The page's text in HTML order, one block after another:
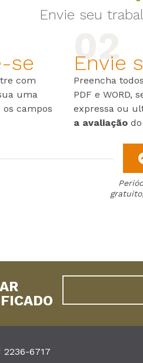
Envie seu
se
com
uma
campos
Envie
Preencha
PDF e WORD,
expressa ou
a avaliação
6717